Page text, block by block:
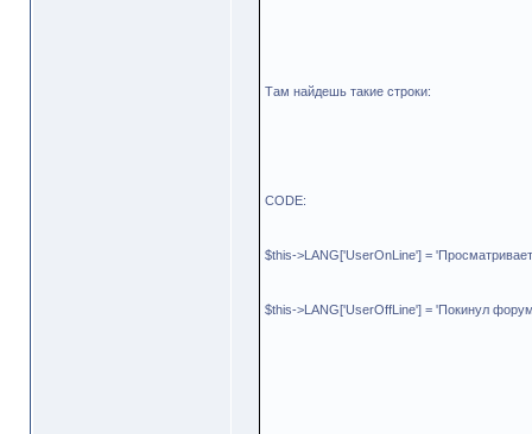
Там найдешь такие строки:
CODE:
$this->LANG['UserOnLine'] =
$this->LANG['UserOffLine'] = 'Покинул